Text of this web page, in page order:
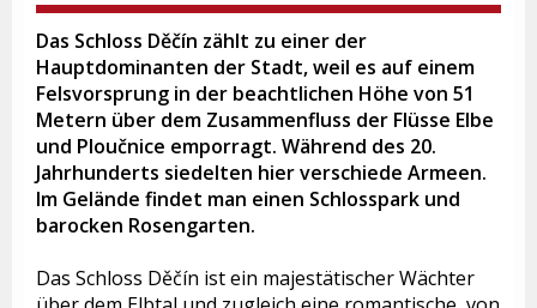
Das Schloss Děčín zählt zu einer der
Hauptdominanten der Stadt, weil es auf einem
Felsvorsprung in der beachtlichen Höhe von 51
Metern über dem Zusammenfluss der Flüsse Elbe
und Ploučnice emporragt. Während des 20.
Jahrhunderts siedelten hier verschiede Armeen.
Im Gelände findet man einen Schlosspark und
barocken Rosengarten.
Das Schloss Děčín ist ein majestätischer Wächter